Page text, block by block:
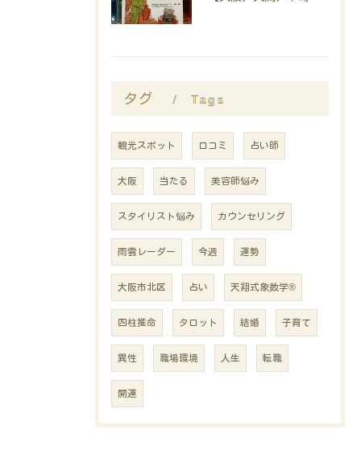
タグ Tags
観光スポット 口コミ 占い師
大阪 当たる 美容師悩み
スタイリスト悩み カウンセリング
雨雲レーダー 今週 運勢
大阪市北区 占い 天翔式象数学®
四柱推命 タロット 結婚 子育て
異性 職場環境 人生 転職
開運